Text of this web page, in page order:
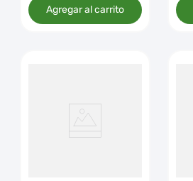
Agregar al carrito